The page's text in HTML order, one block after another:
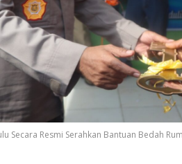
Secara Resmi Serahkan Bantuan Bedah